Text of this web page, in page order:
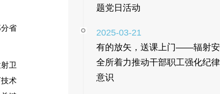
省
卫
术
题党日活动
2025-03-21
有的放矢，送课上门——辐射安
全所着力推动干部职工强化纪律
意识